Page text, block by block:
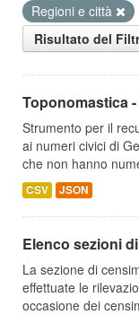
Regioni e città
Risultato del
Toponomastica
Strumento per il
ai numeri civici di
che non hanno
CSV JSON
Elenco sezioni
La sezione di
effettuate le
occasione dei